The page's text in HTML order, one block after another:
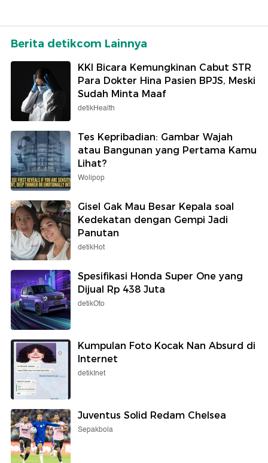
Berita detikcom Lainnya
KKI Bicara Kemungkinan Cabut STR
Para Dokter Hina Pasien BPJS, Meski
Sudah Minta Maaf
detikHealth
Tes Kepribadian: Gambar Wajah
atau Bangunan yang Pertama Kamu
Lihat?
Wolipop
Gisel Gak Mau Besar Kepala soal
Kedekatan dengan Gempi Jadi
Panutan
detikHot
Spesifikasi Honda Super One yang
Dijual Rp 438 Juta
detikOto
Kumpulan Foto Kocak Nan Absurd di
Internet
detikInet
Juventus Solid Redam Chelsea
Sepakbola